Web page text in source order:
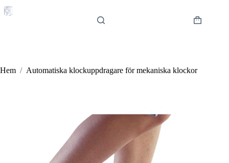
till
Varukorg
Hem / Automatiska klockuppdragare för mekaniska klockor